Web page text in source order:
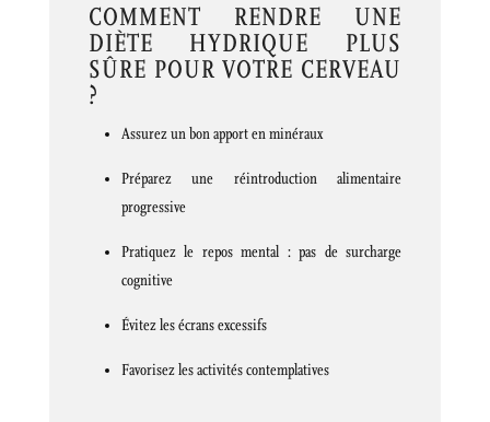
COMMENT RENDRE UNE
DIÈTE HYDRIQUE PLUS
SÛRE POUR VOTRE CERVEAU
?
Assurez un bon apport en minéraux
Préparez une réintroduction alimentaire
progressive
Pratiquez le repos mental : pas de surcharge
cognitive
Évitez les écrans excessifs
Favorisez les activités contemplatives